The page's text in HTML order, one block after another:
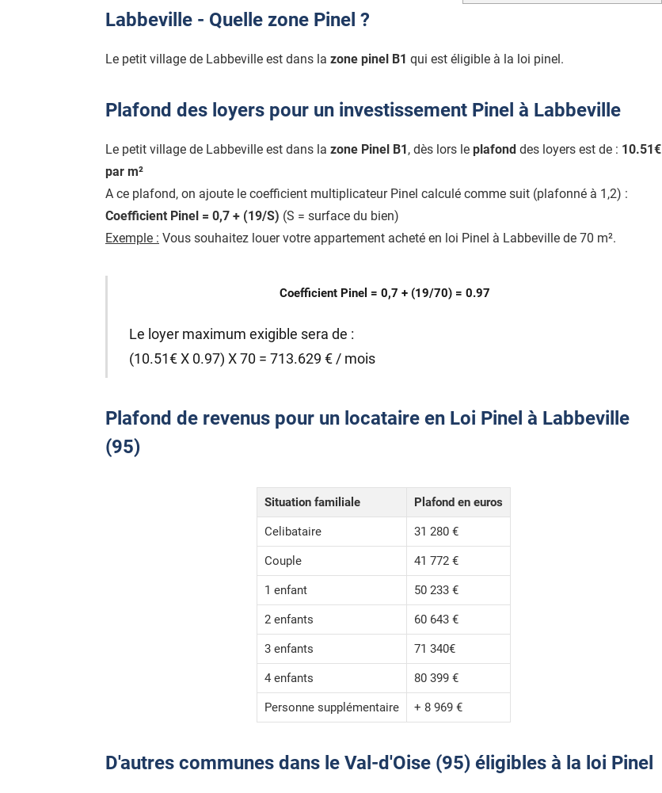
Labbeville - Quelle zone Pinel ?
Le petit village de Labbeville est dans la zone pinel B1 qui est éligible à la loi pinel.
Plafond des loyers pour un investissement Pinel à Labbeville
Le petit village de Labbeville est dans la zone Pinel B1 , dès lors le plafond des loyers est de : 10.51€
par m²
A ce plafond, on ajoute le coefficient multiplicateur Pinel calculé comme suit (plafonné à 1,2) :
Coefficient Pinel = 0,7 + (19/S) (S = surface du bien)
Exemple : Vous souhaitez louer votre appartement acheté en loi Pinel à Labbeville de 70 m².
Coefficient Pinel = 0,7 + (19/70) = 0.97
Le loyer maximum exigible sera de :
(10.51€ X 0.97) X 70 = 713.629 € / mois
Plafond de revenus pour un locataire en Loi Pinel à Labbeville
(95)
Situation familiale Plafond en euros
Celibataire 31 280 €
Couple 41 772 €
1 enfant 50 233 €
2 enfants 60 643 €
3 enfants 71 340€
4 enfants 80 399 €
Personne supplémentaire + 8 969 €
D'autres communes dans le Val-d'Oise (95) éligibles à la loi Pinel